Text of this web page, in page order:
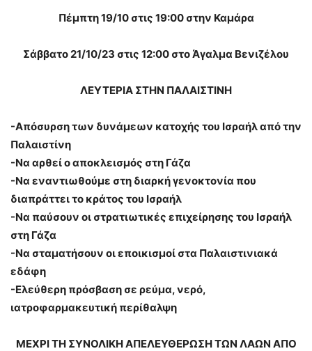
Πέμπτη 19/10 στις 19:00 στην Καμάρα
Σάββατο 21/10/23 στις 12:00 στο Άγαλμα Βενιζέλου
ΛΕΥΤΕΡΙΑ ΣΤΗΝ ΠΑΛΑΙΣΤΙΝΗ
-Απόσυρση των δυνάμεων κατοχής του Ισραήλ από την
Παλαιστίνη
-Να αρθεί ο αποκλεισμός στη Γάζα
-Να εναντιωθούμε στη διαρκή γενοκτονία που
διαπράττει το κράτος του Ισραήλ
-Να παύσουν οι στρατιωτικές επιχείρησης του Ισραήλ
στη Γάζα
-Να σταματήσουν οι εποικισμοί στα Παλαιστινιακά
εδάφη
-Ελεύθερη πρόσβαση σε ρεύμα, νερό,
ιατροφαρμακευτική περίθαλψη
ΜΕΧΡΙ ΤΗ ΣΥΝΟΛΙΚΗ ΑΠΕΛΕΥΘΕΡΩΣΗ ΤΩΝ ΛΑΩΝ ΑΠΟ